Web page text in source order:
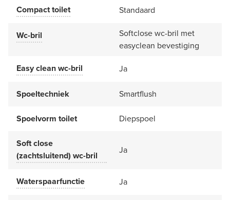
Compact toilet Standaard
Wc-bril
Softclose wc-bril met
easyclean bevestiging
Easy clean wc-bril
Ja
Spoeltechniek Smartflush
Spoelvorm toilet Diepspoel
Soft close
(zachtsluitend) wc-bril
Ja
Waterspaarfunctie Ja